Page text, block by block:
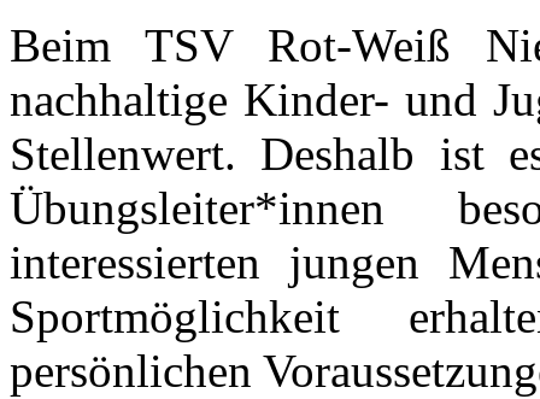
Beim TSV Rot-Weiß
nachhaltige Kinder- und
Stellenwert. Deshalb ist
Übungsleiter*innen
interessierten jungen
Sportmöglichkeit
persönlichen